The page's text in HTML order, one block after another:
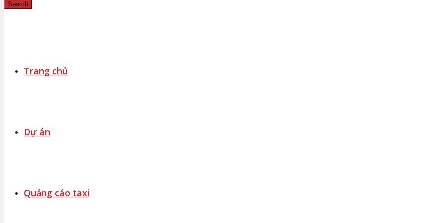
Search
Trang chủ
Dự án
Quảng cáo taxi